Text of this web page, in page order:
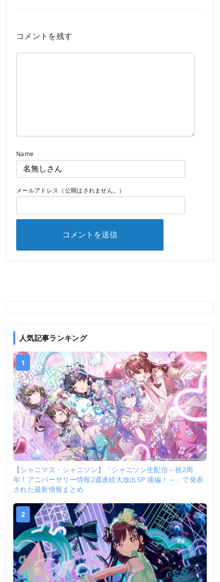
コメントを残す
Name
メールアドレス（公開はされません。）
人気記事ランキング
1
【シャニマス・シャニソン】「シャニソン生配信～祝2周
年！アニバーサリー情報2週連続大放出SP 後編！～」で発表
された最新情報まとめ
2